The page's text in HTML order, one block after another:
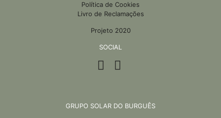
Política de Cookies
Livro de Reclamações
Projeto 2020
SOCIAL
GRUPO SOLAR DO BURGUÊS